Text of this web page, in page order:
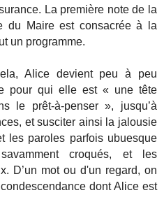
La première note de la
du Maire est consacrée à la
un programme.
Alice devient peu à peu
pour qui elle est « une tête
le prêt-à-penser », jusqu’à
et susciter ainsi la jalousie
les paroles parfois ubuesque
croqués, et les
D’un mot ou d'un regard, on
dont Alice est